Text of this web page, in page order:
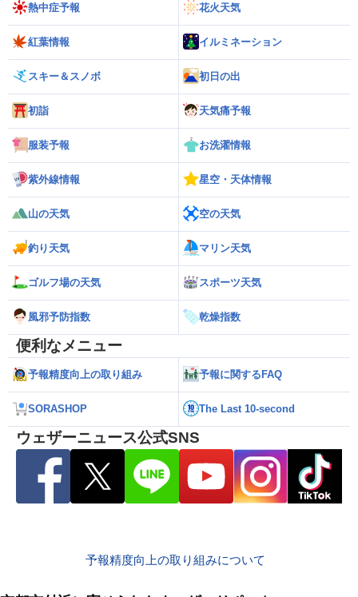
熱中症予報 花火天気
紅葉情報 イルミネーション
スキー＆スノボ 初日の出
初詣 天気痛予報
服装予報 お洗濯情報
紫外線情報 星空・天体情報
山の天気 空の天気
釣り天気 マリン天気
ゴルフ場の天気 スポーツ天気
風邪予防指数 乾燥指数
便利なメニュー
予報精度向上の取り組み 予報に関するFAQ
SORASHOP The Last 10-second
ウェザーニュース公式SNS
予報精度向上の取り組みについて